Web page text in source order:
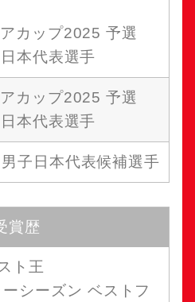
カップ2025 予選
本代表選手
カップ2025 予選
本代表選手
子日本代表候補選手
賞歴
ト王
シーズン ベストフ